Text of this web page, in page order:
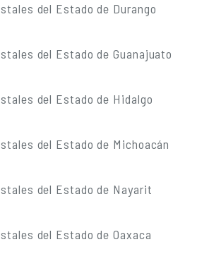
del Estado de Durango
del Estado de Guanajuato
del Estado de Hidalgo
del Estado de Michoacán
del Estado de Nayarit
del Estado de Oaxaca